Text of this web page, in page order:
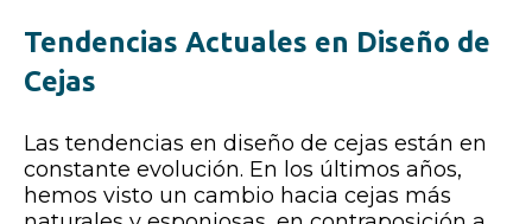
Tendencias Actuales en Diseño de
Cejas
Las tendencias en diseño de cejas están en
constante evolución. En los últimos años,
hemos visto un cambio hacia cejas más